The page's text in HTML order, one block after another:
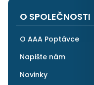
O SPOLEČNOSTI
O AAA Poptávce
Napište nám
Novinky